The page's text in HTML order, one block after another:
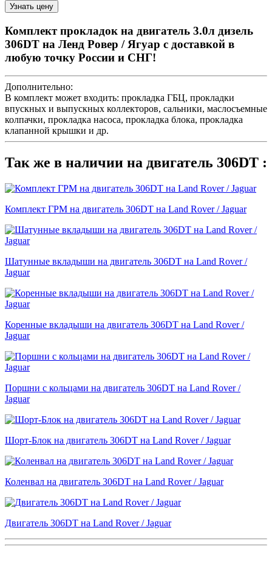
Комплект прокладок на двигатель 3.0л дизель
306DT на Ленд Ровер / Ягуар с доставкой в
любую точку России и СНГ!
Дополнительно:
В комплект может входить: прокладка ГБЦ, прокладки
впускных и выпускных коллекторов, сальники, маслосъемные
колпачки, прокладка насоса, прокладка блока, прокладка
клапанной крышки и др.
Так же в наличии на двигатель 306DT :
Комплект ГРМ на двигатель 306DT на Land Rover / Jaguar
Шатунные вкладыши на двигатель 306DT на Land Rover /
Jaguar
Коренные вкладыши на двигатель 306DT на Land Rover /
Jaguar
Поршни с кольцами на двигатель 306DT на Land Rover /
Jaguar
Шорт-Блок на двигатель 306DT на Land Rover / Jaguar
Коленвал на двигатель 306DT на Land Rover / Jaguar
Двигатель 306DT на Land Rover / Jaguar